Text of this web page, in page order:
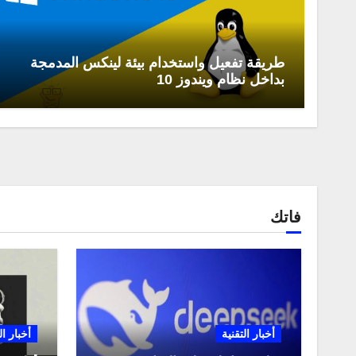
طريقة تفعيل واستخدام بيئة لينكس المدمجة
بداخل نظام ويندوز 10
فاتك
أخبار التقنية أخبار